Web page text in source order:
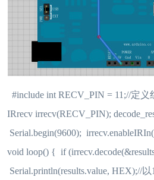
#include int RECV_PIN = 11;//定
IRrecv irrecv(RECV_PIN);
Serial.begin(9600);
void loop() { if
Serial.println(results.value, HEX);//